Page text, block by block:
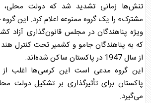
تنش‌ها زمانی تشدید شد که دولت محلی،
ویژه پناهندگان در مجلس قانون‌گذاری آزاد
که به پناهندگان جامو و کشمیر تحت کنترل
از سال 1947 در
پاکستان ساکن شده‌اند.
این گروه مدعی است این کرسی‌ها اغلب
پاکستان برای تأثیرگذاری بر تشکیل دولت
می‌گیرد.